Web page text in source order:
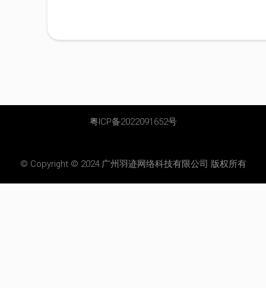
粤ICP备2022091652号
© Copyright © 2024.广州羽迹网络科技有限公司 版权所有